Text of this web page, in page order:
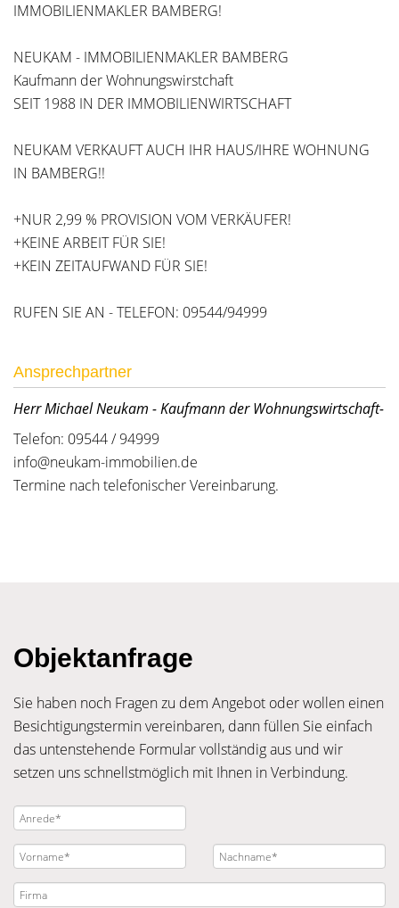
IMMOBILIENMAKLER BAMBERG!
NEUKAM - IMMOBILIENMAKLER BAMBERG
Kaufmann der Wohnungswirstchaft
SEIT 1988 IN DER IMMOBILIENWIRTSCHAFT
NEUKAM VERKAUFT AUCH IHR HAUS/IHRE WOHNUNG
IN BAMBERG!!
+NUR 2,99 % PROVISION VOM VERKÄUFER!
+KEINE ARBEIT FÜR SIE!
+KEIN ZEITAUFWAND FÜR SIE!
RUFEN SIE AN - TELEFON: 09544/94999
Ansprechpartner
Herr Michael Neukam - Kaufmann der Wohnungswirtschaft-
Telefon: 09544 / 94999
info@neukam-immobilien.de
Termine nach telefonischer Vereinbarung.
Objektanfrage
Sie haben noch Fragen zu dem Angebot oder wollen einen
Besichtigungstermin vereinbaren, dann füllen Sie einfach
das untenstehende Formular vollständig aus und wir
setzen uns schnellstmöglich mit Ihnen in Verbindung.